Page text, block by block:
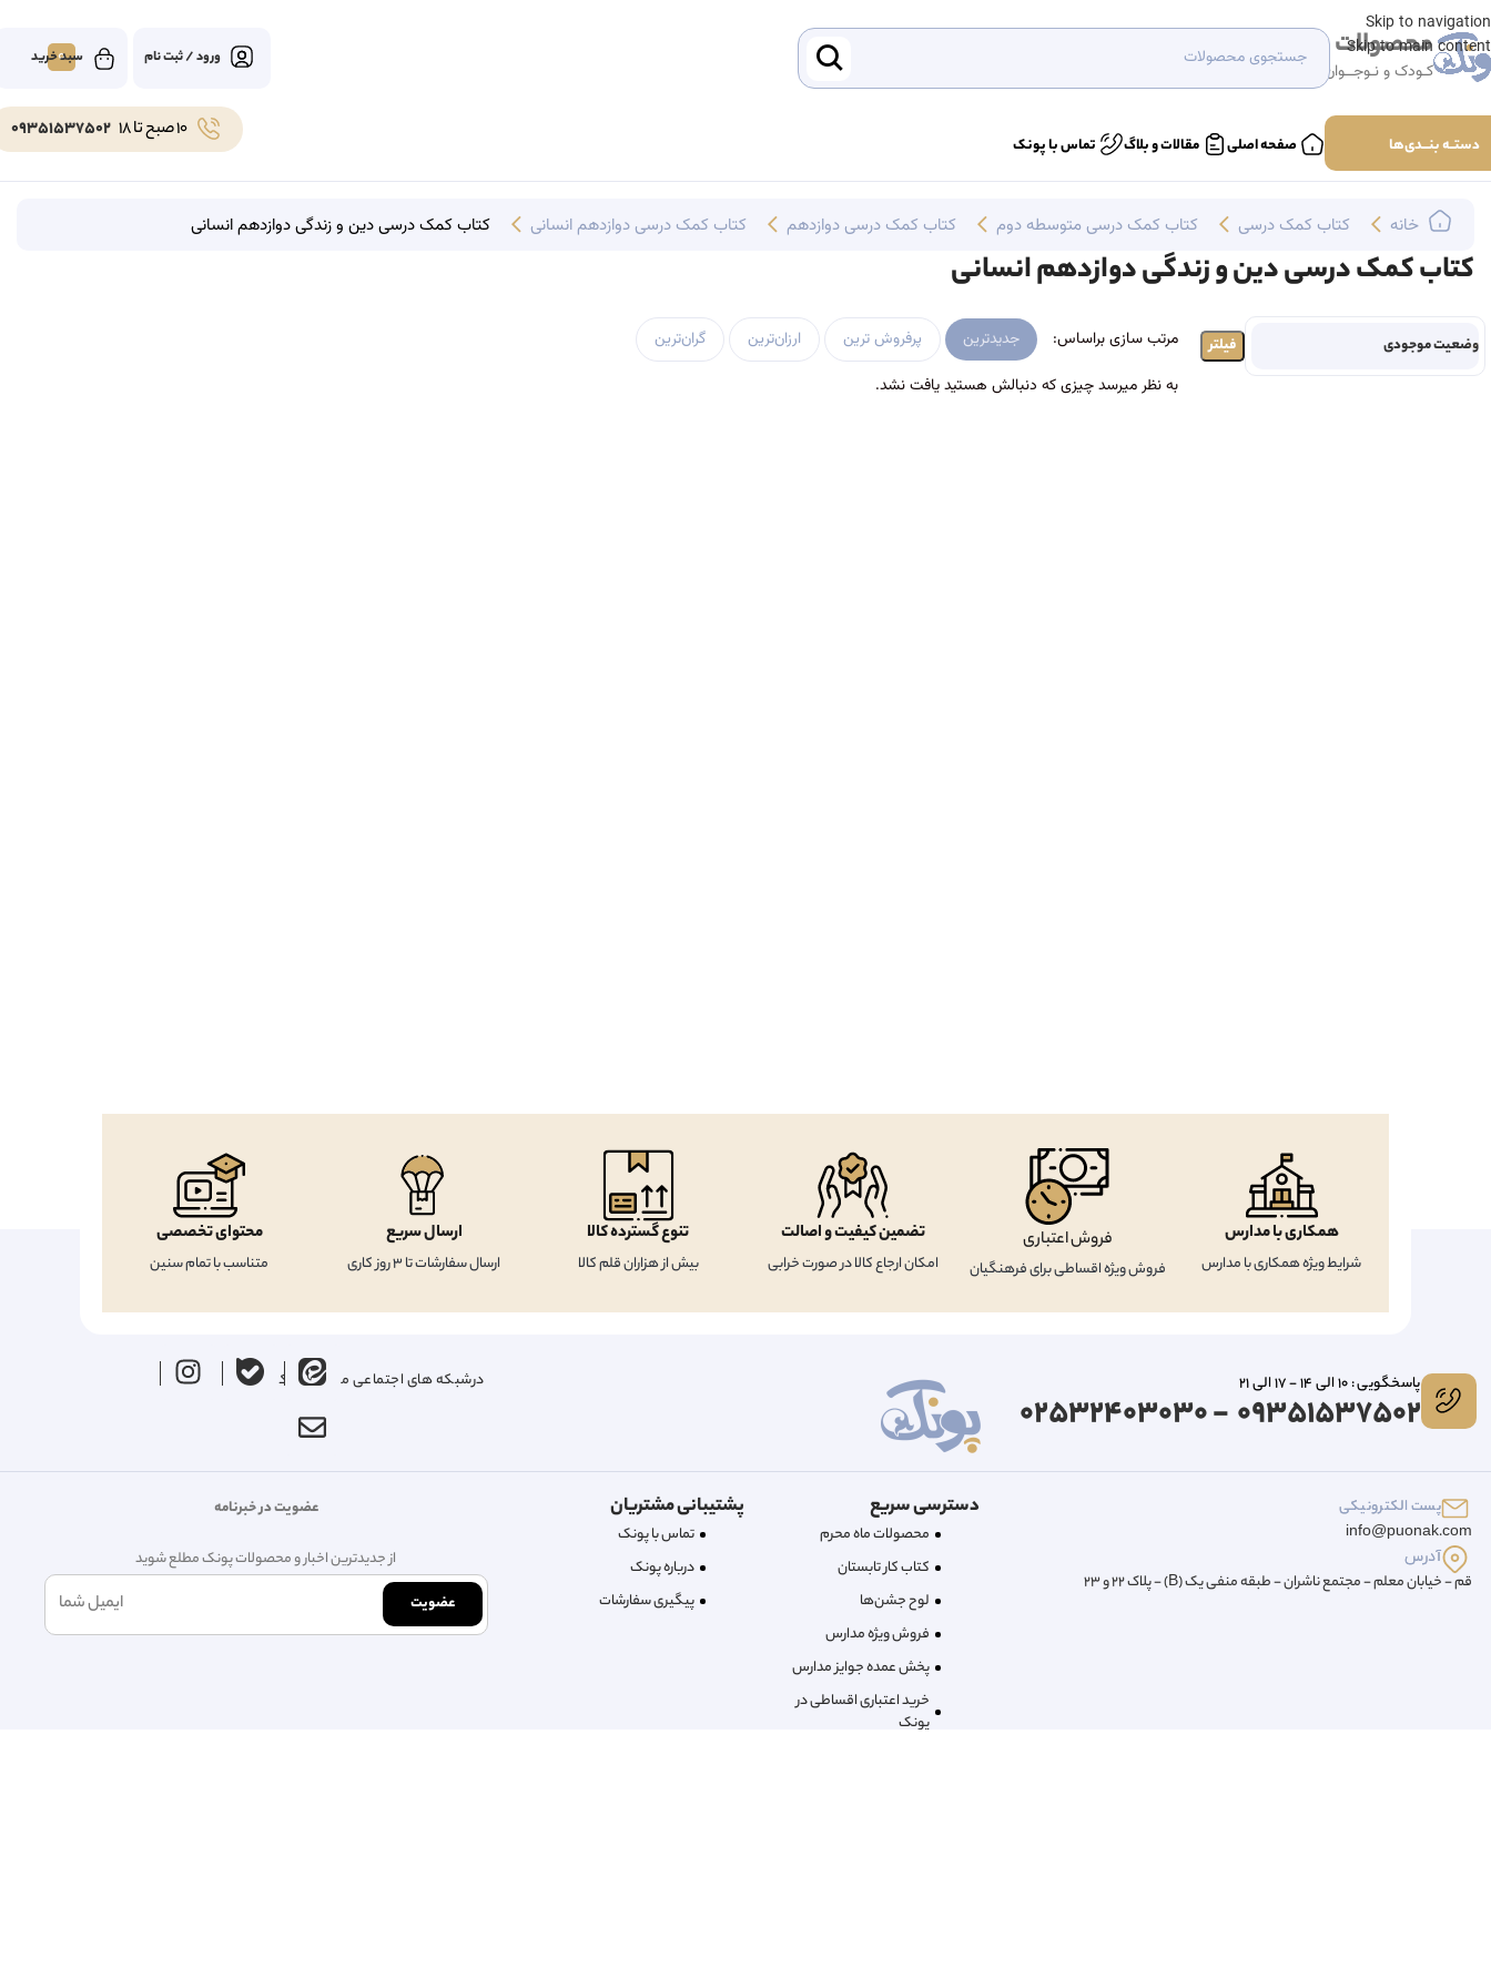
Skip to navigation
Skip to main content
محصولات
کـودک و نـوجــوان
ورود / ثبت نام 0
دستــه بنـــدی‌ها صفحه اصلی مقالات و بلاگ تماس با پونک
10 صبح تا 18 09351537502
خانه کتاب‌ کمک درسی کتاب کمک درسی متوسطه دوم کتاب کمک درسی دوازدهم کتاب کمک درسی دوازدهم انسانی کتاب کمک درسی دین و زندگی دوازدهم انسانی
کتاب کمک درسی دین و زندگی دوازدهم انسانی
وضعیت موجودی فیلتر مرتب سازی براساس: جدیدترین پرفروش ترین ارزان‌ترین
گران‌ترین
به نظر میرسد چیزی که دنبالش هستید یافت نشد.
همکاری با مدارس
شرایط ویژه همکاری با مدارس
فروش اعتباری
فروش ویژه اقساطی برای فرهنگیان
تضمین کیفیت و اصالت
امکان ارجاع کالا در صورت خرابی
تنوع گسترده کالا
بیش از هزاران قلم کالا
ارسال سریع
ارسال سفارشات تا 3 روز کاری
محتوای تخصصی
متناسب با تمام سنین
پاسخگویی : 10 الی 14 - 17 الی 21
09351537502 - 02532403030
درشبکه های اجتماعی ما را دنبال کنید
پست الکترونیکی
info@puonak.com
آدرس
قم - خیابان معلم - مجتمع ناشران - طبقه منفی یک (B) - پلاک 22 و 23
دسترسی سریع
محصولات ماه محرم
کتاب کار تابستان
لوح جشن‌ها
فروش ویژه مدارس
پخش عمده جوایز مدارس
خرید اعتباری اقساطی در
پونک
پشتیبانی مشتریان
تماس با پونک
درباره‌ پونک
پیگیری سفارشات
عضویت در خبرنامه
از جدیدترین اخبار و محصولات پونک مطلع شوید
عضویت